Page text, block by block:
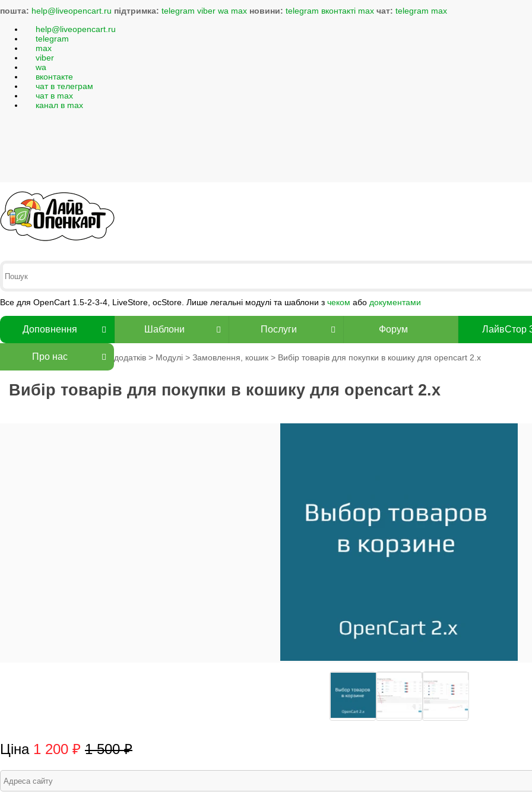
пошта: help@liveopencart.ru підтримка: telegram viber wa max новини: telegram вконтакті max чат: telegram max
help@liveopencart.ru
telegram
max
viber
wa
вконтакте
чат в телеграм
чат в max
канал в max
Все для OpenCart 1.5-2-3-4, LiveStore, ocStore. Лише легальні модулі та шаблони з чеком або документами
Доповнення Шаблони Послуги Форум ЛайвСтор
Про нас
додатків> Модулі> Замовлення, кошик> Вибір товарів для покупки в кошику для opencart 2.x
Вибір товарів для покупки в кошику для opencart 2.x
Ціна 1 200 ₽ 1 500 ₽